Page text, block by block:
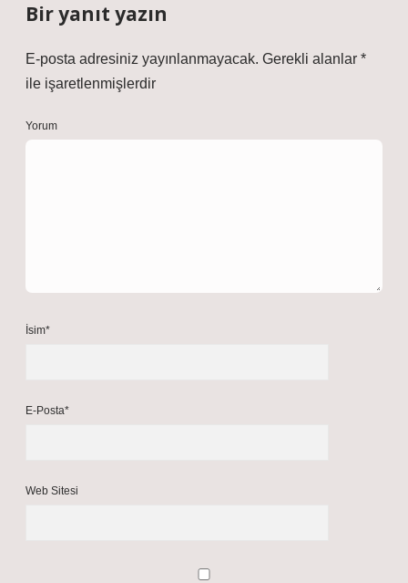
Bir yanıt yazın
E-posta adresiniz yayınlanmayacak. Gerekli alanlar *
ile işaretlenmişlerdir
Yorum
İsim*
E-Posta*
Web Sitesi